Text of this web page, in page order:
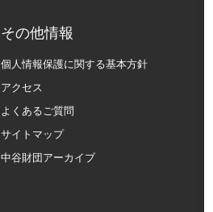
その他情報
個人情報保護に関する基本方針
アクセス
よくあるご質問
サイトマップ
中谷財団アーカイブ